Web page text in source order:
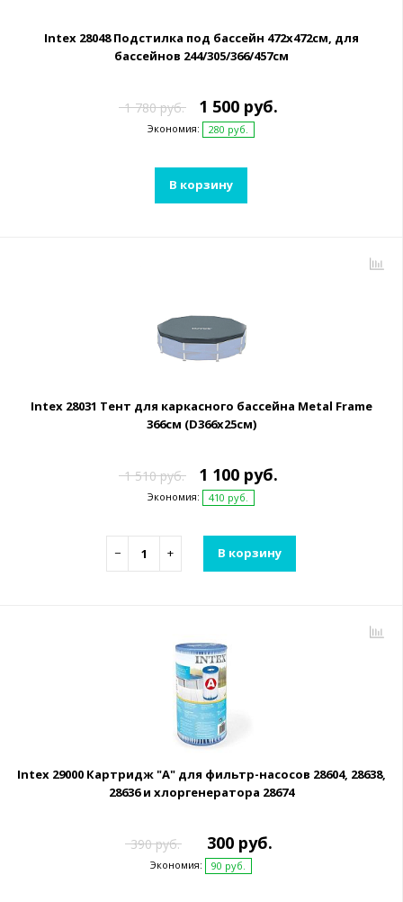
Intex 28048 Подстилка под бассейн 472х472см, для
бассейнов 244/305/366/457см
1 780 руб. 1 500 руб.
Экономия: 280 руб.
В корзину
Intex 28031 Тент для каркасного бассейна Metal Frame
366см (D366х25см)
1 510 руб. 1 100 руб.
Экономия: 410 руб.
− + В корзину
Intex 29000 Картридж "А" для фильтр-насосов 28604, 28638,
28636 и хлоргенератора 28674
390 руб. 300 руб.
Экономия: 90 руб.